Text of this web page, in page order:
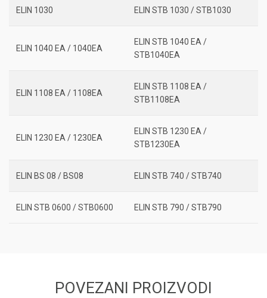
ELIN 1030 ELIN STB 1030 / STB1030
ELIN 1040 EA / 1040EA
ELIN STB 1040 EA /
STB1040EA
ELIN 1108 EA / 1108EA
ELIN STB 1108 EA /
STB1108EA
ELIN 1230 EA / 1230EA
ELIN STB 1230 EA /
STB1230EA
ELIN BS 08 / BS08 ELIN STB 740 / STB740
ELIN STB 0600 / STB0600 ELIN STB 790 / STB790
POVEZANI PROIZVODI